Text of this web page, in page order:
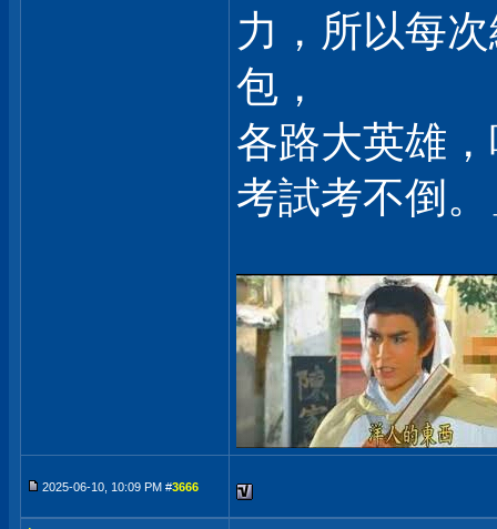
力，所以每
包，
各路大英雄
考試考不倒
2025-06-10, 10:09 PM #3666